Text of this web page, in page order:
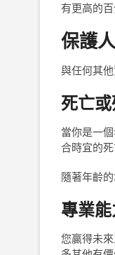
有更高的
保護
與任何其
死亡
當你是一
合時宜的
隨著年齡
專業
您贏得未